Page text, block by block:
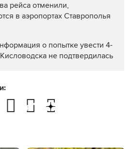
рейса отменили,
в аэропортах Ставрополья
о попытке увести 4-
не подтвердилась